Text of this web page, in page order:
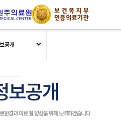
공개
보공개
환경과 의료 질 향상을 위해 노력하겠습니다